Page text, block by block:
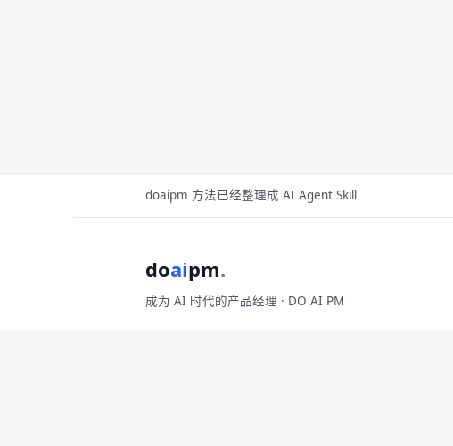
doaipm 方法已经整理成 AI Agent Skill
doaipm.
成为 AI 时代的产品经理 · DO AI PM